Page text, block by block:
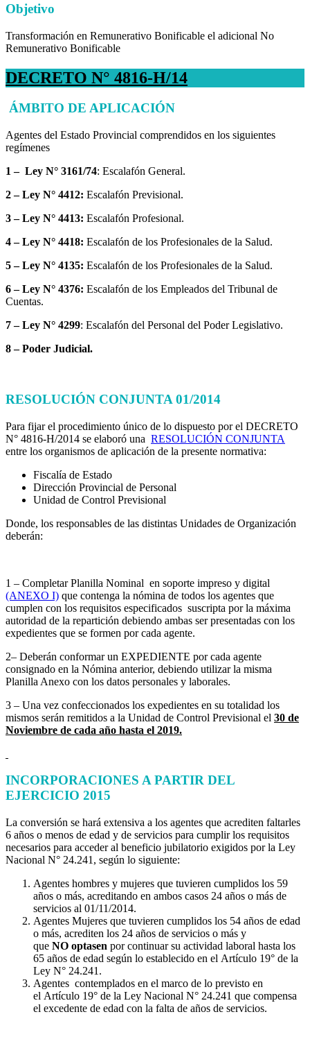
Objetivo
Transformación en Remunerativo Bonificable el adicional No
Remunerativo Bonificable
DECRETO N° 4816-H/14
ÁMBITO DE APLICACIÓN
Agentes del Estado Provincial comprendidos en los siguientes
regímenes
1 – Ley N° 3161/74: Escalafón General.
2 – Ley N° 4412: Escalafón Previsional.
3 – Ley N° 4413: Escalafón Profesional.
4 – Ley N° 4418: Escalafón de los Profesionales de la Salud.
5 – Ley N° 4135: Escalafón de los Profesionales de la Salud.
6 – Ley N° 4376: Escalafón de los Empleados del Tribunal de
Cuentas.
7 – Ley N° 4299: Escalafón del Personal del Poder Legislativo.
8 – Poder Judicial.
RESOLUCIÓN CONJUNTA 01/2014
Para fijar el procedimiento único de lo dispuesto por el DECRETO
N° 4816-H/2014 se elaboró una RESOLUCIÓN CONJUNTA
entre los organismos de aplicación de la presente normativa:
Fiscalía de Estado
Dirección Provincial de Personal
Unidad de Control Previsional
Donde, los responsables de las distintas Unidades de Organización
deberán:
1 – Completar Planilla Nominal en soporte impreso y digital
(ANEXO I) que contenga la nómina de todos los agentes que
cumplen con los requisitos especificados suscripta por la máxima
autoridad de la repartición debiendo ambas ser presentadas con los
expedientes que se formen por cada agente.
2– Deberán conformar un EXPEDIENTE por cada agente
consignado en la Nómina anterior, debiendo utilizar la misma
Planilla Anexo con los datos personales y laborales.
3 – Una vez confeccionados los expedientes en su totalidad los
mismos serán remitidos a la Unidad de Control Previsional el 30 de
Noviembre de cada año hasta el 2019.
INCORPORACIONES A PARTIR DEL
EJERCICIO 2015
La conversión se hará extensiva a los agentes que acrediten faltarles
6 años o menos de edad y de servicios para cumplir los requisitos
necesarios para acceder al beneficio jubilatorio exigidos por la Ley
Nacional N° 24.241, según lo siguiente:
Agentes hombres y mujeres que tuvieren cumplidos los 59
años o más, acreditando en ambos casos 24 años o más de
servicios al 01/11/2014.
Agentes Mujeres que tuvieren cumplidos los 54 años de edad
o más, acrediten los 24 años de servicios o más y
que NO optasen por continuar su actividad laboral hasta los
65 años de edad según lo establecido en el Artículo 19° de la
Ley N° 24.241.
Agentes contemplados en el marco de lo previsto en
el Artículo 19° de la Ley Nacional N° 24.241 que compensa
el excedente de edad con la falta de años de servicios.